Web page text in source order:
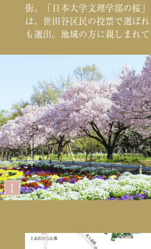
街。「日本大学文理学部の桜」
は、世田谷区民の投票で選ば
も選出。地域の方に親しまれて